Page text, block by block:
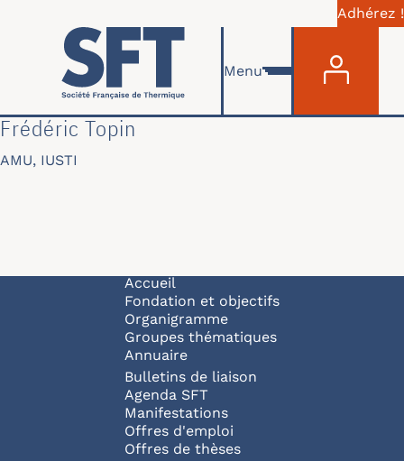
Aller au contenu principal
Adhérez !
Menu
Frédéric Topin
AMU, IUSTI
Navigation principale
Accueil
Fondation et objectifs
Organigramme
Groupes thématiques
Annuaire
Bulletins de liaison
Agenda SFT
Manifestations
Offres d'emploi
Offres de thèses